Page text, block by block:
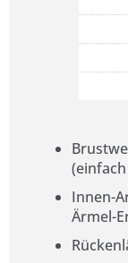
Innen-
Ärmel-